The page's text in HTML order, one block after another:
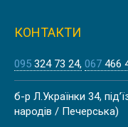
КУРСИ
КОНТАКТИ
095 324 73 24 067 466
б-р Л.Українки 34,
народів / Печерська)